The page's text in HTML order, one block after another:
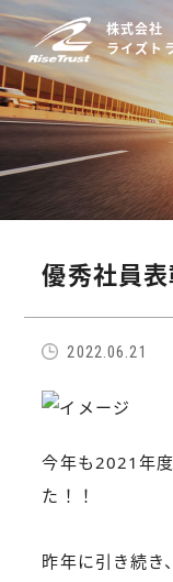
株式会社
ライズト
優秀社員表
2022.06.21
今年も2021年
た！！
昨年に引き続き